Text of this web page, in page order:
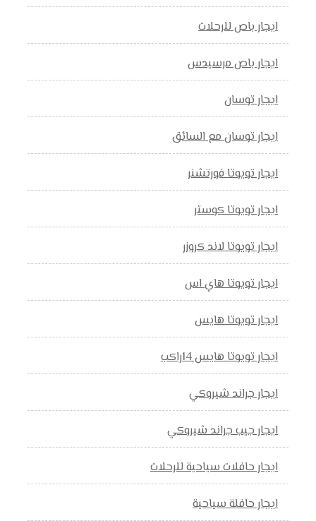
ايجار باص للرحلات
ايجار باص مرسيدس
ايجار توسان
ايجار توسان مع السائق
ايجار تويوتا فورتشنر
ايجار تويوتا كوستر
ايجار تويوتا لاند كروزر
ايجار تويوتا هاي اس
ايجار تويوتا هايس
ايجار تويوتا هايس 14راكب
ايجار جراند شيروكي
ايجار جيب جراند شيروكي
ايجار حافلات سياحية للرحلات
ايجار حافلة سياحية